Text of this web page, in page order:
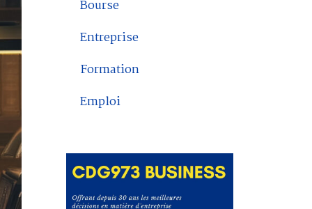
Bourse
Entreprise
Formation
Emploi